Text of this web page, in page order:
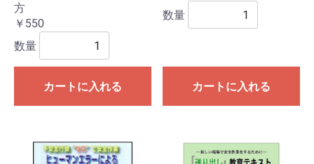
方
￥550
数量
カートに入れる
数量
カートに入れる